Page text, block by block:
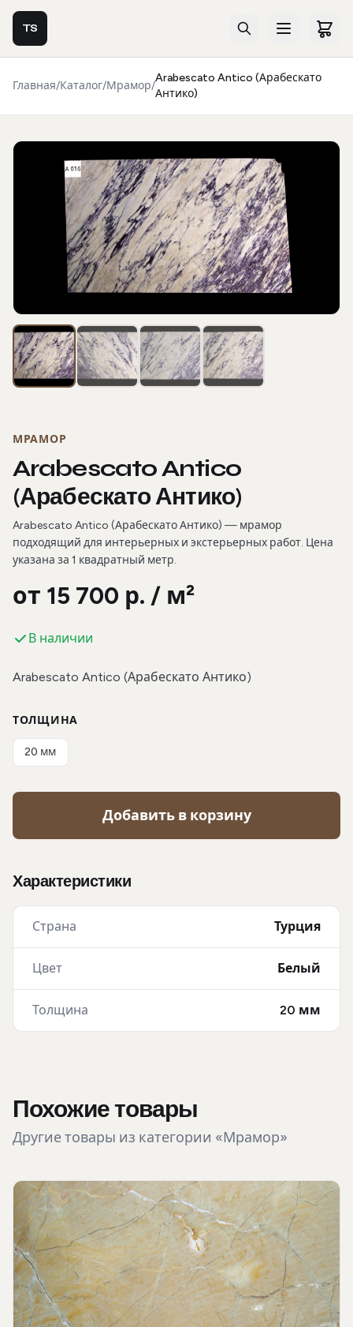
TS
Главная/Каталог/Мрамор/
Arabescato Antico (Арабескато
Антико)
Фотогалерея
МРАМОР
Arabescato Antico
(Арабескато Антико)
Arabescato Antico (Арабескато Антико) — мрамор
подходящий для интерьерных и экстерьерных работ. Цена
указана за 1 квадратный метр.
от 15 700 р. / м²
В наличии
Arabescato Antico (Арабескато Антико)
ТОЛЩИНА
20 мм
Добавить в корзину
Характеристики
Страна Турция
Цвет Белый
Толщина 20 мм
Похожие товары
Другие товары из категории «Мрамор»